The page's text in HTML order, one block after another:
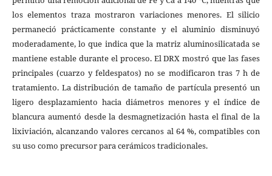
los elementos traza mostraron variaciones menores. El silicio
permaneció prácticamente constante y el aluminio disminuyó
moderadamente, lo que indica que la matriz aluminosilicatada se
mantiene estable durante el proceso. El DRX mostró que las fases
principales (cuarzo y feldespatos) no se modificaron tras 7 h de
tratamiento. La distribución de tamaño de partícula presentó un
ligero desplazamiento hacia diámetros menores y el índice de
blancura aumentó desde la desmagnetización hasta el final de la
lixiviación, alcanzando valores cercanos al 64 %, compatibles con
su uso como precursor para cerámicos tradicionales.